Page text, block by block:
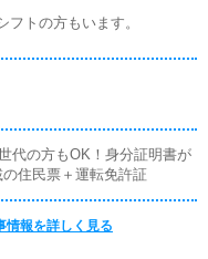
トの方もいます。
代の方もOK！身分証明書が
住民票＋運転免許証
情報を詳しく見る